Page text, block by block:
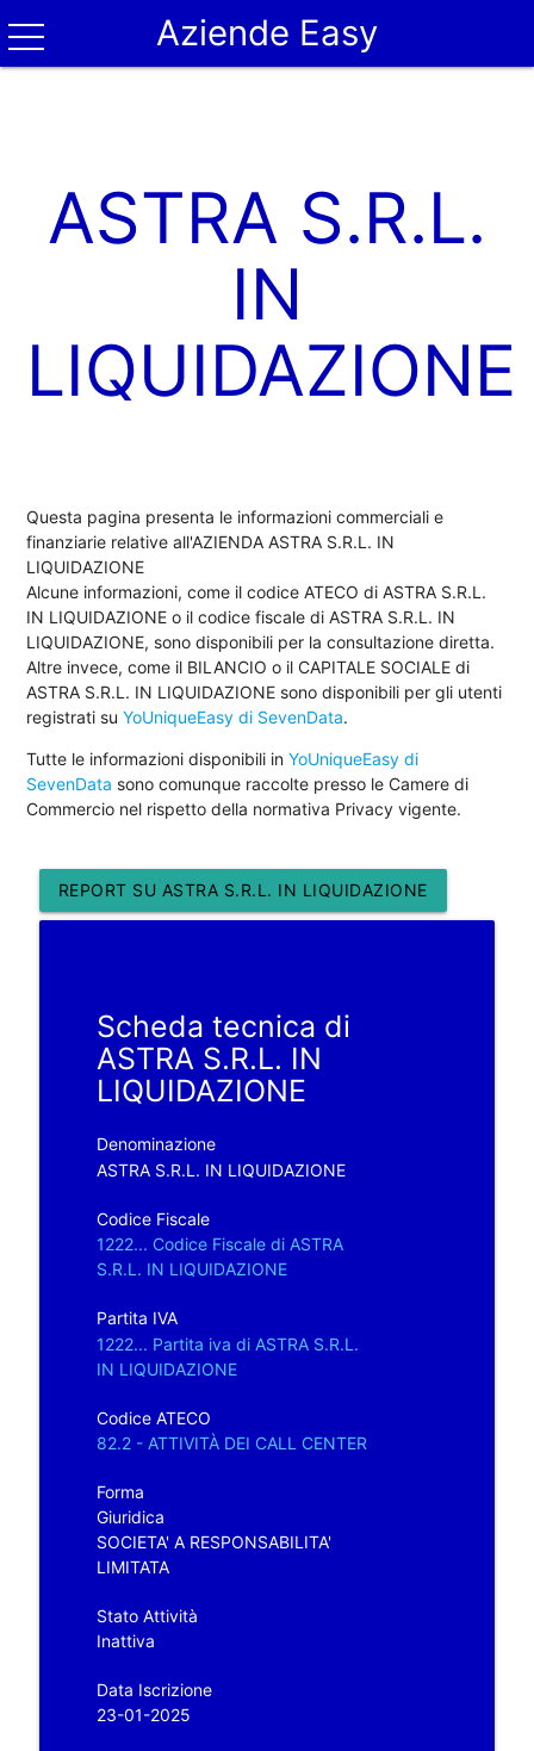
Aziende Easy
ASTRA S.R.L.
IN
LIQUIDAZIONE
Questa pagina presenta le informazioni commerciali e
finanziarie relative all'AZIENDA ASTRA S.R.L. IN
LIQUIDAZIONE
Alcune informazioni, come il codice ATECO di ASTRA S.R.L.
IN LIQUIDAZIONE o il codice fiscale di ASTRA S.R.L. IN
LIQUIDAZIONE, sono disponibili per la consultazione diretta.
Altre invece, come il BILANCIO o il CAPITALE SOCIALE di
ASTRA S.R.L. IN LIQUIDAZIONE sono disponibili per gli utenti
registrati suYoUniqueEasy di SevenData.
Tutte le informazioni disponibili inYoUniqueEasy di
SevenData sono comunque raccolte presso le Camere di
Commercio nel rispetto della normativa Privacy vigente.
REPORT SU ASTRA S.R.L. IN LIQUIDAZIONE
Scheda tecnica di
ASTRA S.R.L. IN
LIQUIDAZIONE
Denominazione
ASTRA S.R.L. IN LIQUIDAZIONE
Codice Fiscale
1222... Codice Fiscale di ASTRA
S.R.L. IN LIQUIDAZIONE
Partita IVA
1222... Partita iva di ASTRA S.R.L.
IN LIQUIDAZIONE
Codice ATECO
82.2 - ATTIVITÀ DEI CALL CENTER
Forma
Giuridica
SOCIETA' A RESPONSABILITA'
LIMITATA
Stato Attività
Inattiva
Data Iscrizione
23-01-2025